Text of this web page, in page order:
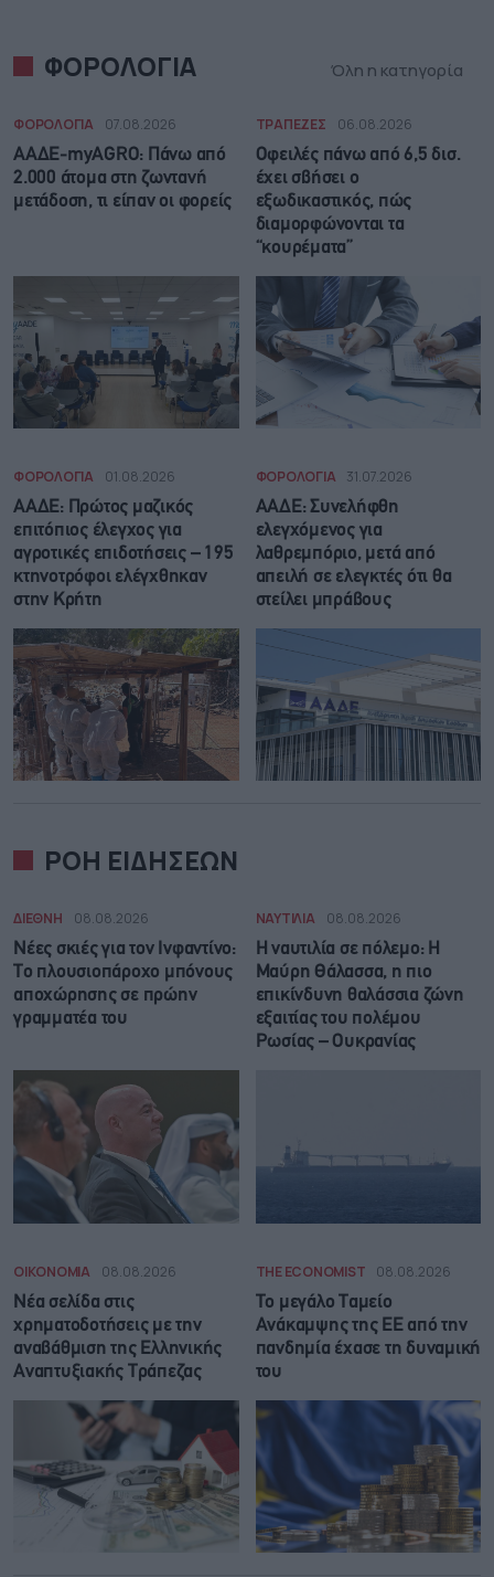
ΦΟΡΟΛΟΓΙΑ Όλη η κατηγορία
ΦΟΡΟΛΟΓΙΑ 07.08.2026
ΑΑΔΕ-myAGRO: Πάνω από
2.000 άτομα στη ζωντανή
μετάδοση, τι είπαν οι φορείς
ΤΡΑΠΕΖΕΣ 06.08.2026
Οφειλές πάνω από 6,5 δισ.
έχει σβήσει ο
εξωδικαστικός, πώς
διαμορφώνονται τα
“κουρέματα”
ΦΟΡΟΛΟΓΙΑ 01.08.2026
ΑΑΔΕ: Πρώτος μαζικός
επιτόπιος έλεγχος για
αγροτικές επιδοτήσεις – 195
κτηνοτρόφοι ελέγχθηκαν
στην Κρήτη
ΦΟΡΟΛΟΓΙΑ 31.07.2026
ΑΑΔΕ: Συνελήφθη
ελεγχόμενος για
λαθρεμπόριο, μετά από
απειλή σε ελεγκτές ότι θα
στείλει μπράβους
ΡΟΗ ΕΙΔΗΣΕΩΝ
ΔΙΕΘΝΗ 08.08.2026
Νέες σκιές για τον Ινφαντίνο:
Το πλουσιοπάροχο μπόνους
αποχώρησης σε πρώην
γραμματέα του
ΝΑΥΤΙΛΙΑ 08.08.2026
Η ναυτιλία σε πόλεμο: Η
Μαύρη Θάλασσα, η πιο
επικίνδυνη θαλάσσια ζώνη
εξαιτίας του πολέμου
Ρωσίας – Ουκρανίας
ΟΙΚΟΝΟΜΙΑ 08.08.2026
Νέα σελίδα στις
χρηματοδοτήσεις με την
αναβάθμιση της Ελληνικής
Αναπτυξιακής Τράπεζας
THE ECONOMIST 08.08.2026
Το μεγάλο Ταμείο
Ανάκαμψης της ΕΕ από την
πανδημία έχασε τη δυναμική
του